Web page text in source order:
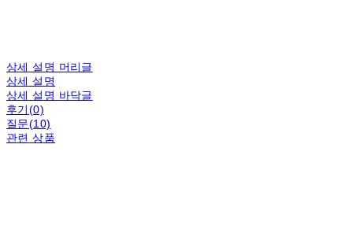
상세 설명 머리글
상세 설명
상세 설명 바닥글
후기(0)
질문(10)
관련 상품